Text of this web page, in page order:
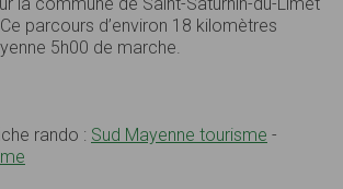
parcours d’environ 18 kilomètres
5h00 de marche.
rando : Sud Mayenne tourisme -